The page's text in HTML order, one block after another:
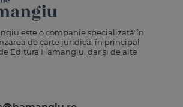
este o companie specializată în
de carte juridică, în principal
Editura Hamangiu, dar și de alte